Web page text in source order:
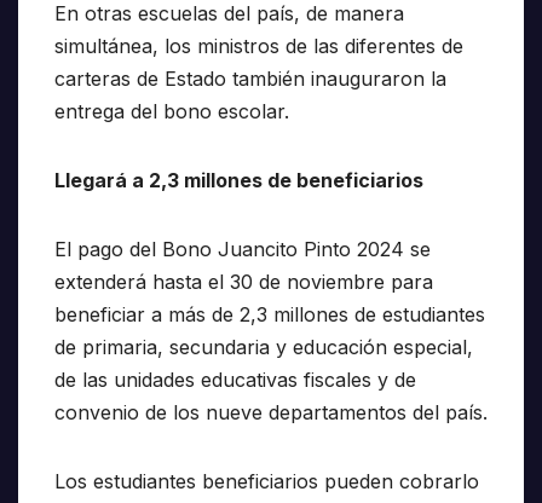
En otras escuelas del país, de manera
simultánea, los ministros de las diferentes de
carteras de Estado también inauguraron la
entrega del bono escolar.
Llegará a 2,3 millones de beneficiarios
El pago del Bono Juancito Pinto 2024 se
extenderá hasta el 30 de noviembre para
beneficiar a más de 2,3 millones de estudiantes
de primaria, secundaria y educación especial,
de las unidades educativas fiscales y de
convenio de los nueve departamentos del país.
Los estudiantes beneficiarios pueden cobrarlo